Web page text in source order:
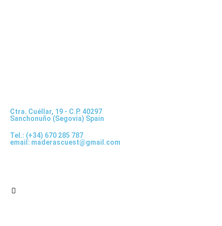
Ctra. Cuéllar, 19 - C.P. 40297
Sanchonuño (Segovia) Spain
Tel.: (+34) 670 285 787
email: maderascuest@gmail.com